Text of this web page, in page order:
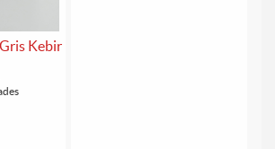
Kebir